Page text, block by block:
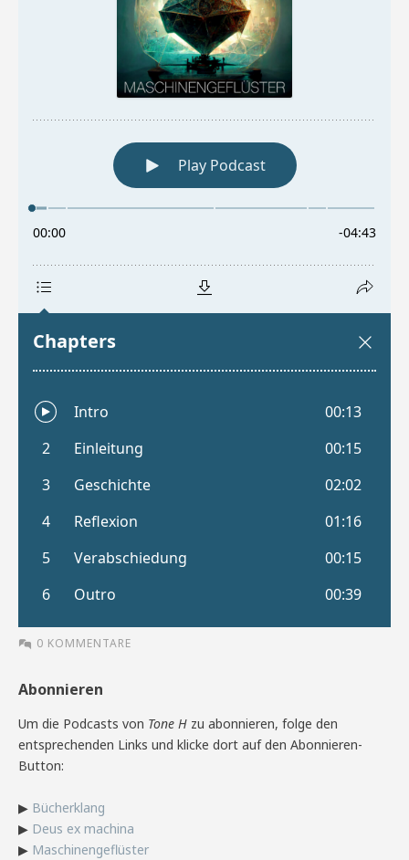
0 KOMMENTARE
Abonnieren
Um die Podcasts von Tone H zu abonnieren, folge den
entsprechenden Links und klicke dort auf den Abonnieren-
Button:
▶ Bücherklang
▶ Deus ex machina
▶ Maschinengeflüster